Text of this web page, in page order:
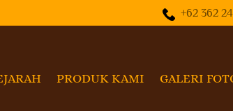
+62 362
PRODUK KAMI GALERI